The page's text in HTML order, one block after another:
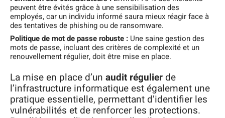
peuvent être évités grâce à une sensibilisation des
employés, car un individu informé saura mieux réagir face à
des tentatives de phishing ou de ransomware.
Politique de mot de passe robuste : Une saine gestion des
mots de passe, incluant des critères de complexité et un
renouvellement régulier, doit être mise en place.
La mise en place d’un audit régulier de
l’infrastructure informatique est également une
pratique essentielle, permettant d’identifier les
vulnérabilités et de renforcer les protections.